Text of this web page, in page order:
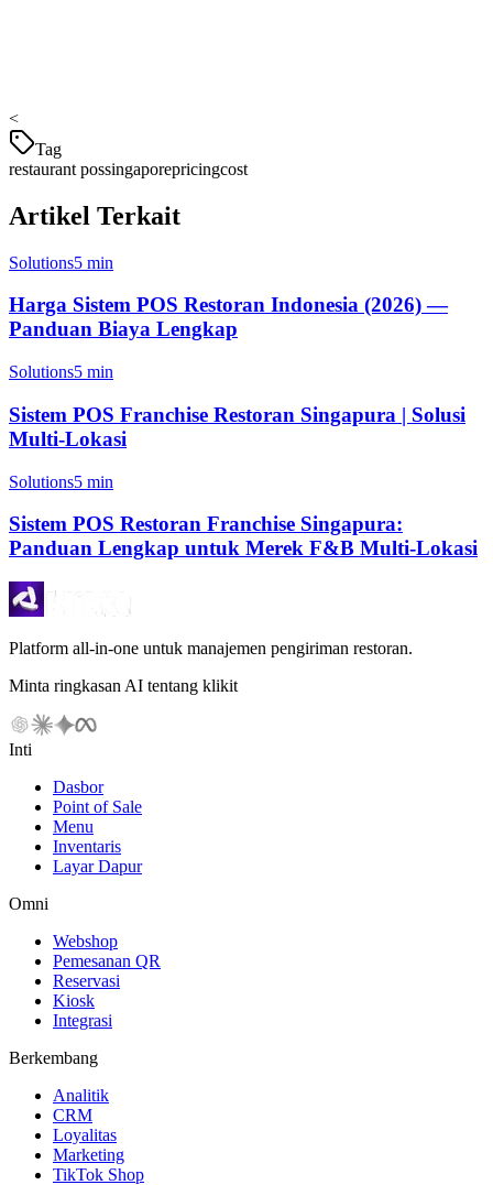
<
Tag
restaurant possingaporepricingcost
Artikel Terkait
Solutions5 min
Harga Sistem POS Restoran Indonesia (2026) —
Panduan Biaya Lengkap
Solutions5 min
Sistem POS Franchise Restoran Singapura | Solusi
Multi-Lokasi
Solutions5 min
Sistem POS Restoran Franchise Singapura:
Panduan Lengkap untuk Merek F&B Multi-Lokasi
Platform all-in-one untuk manajemen pengiriman restoran.
Minta ringkasan AI tentang klikit
Inti
Dasbor
Point of Sale
Menu
Inventaris
Layar Dapur
Omni
Webshop
Pemesanan QR
Reservasi
Kiosk
Integrasi
Berkembang
Analitik
CRM
Loyalitas
Marketing
TikTok Shop